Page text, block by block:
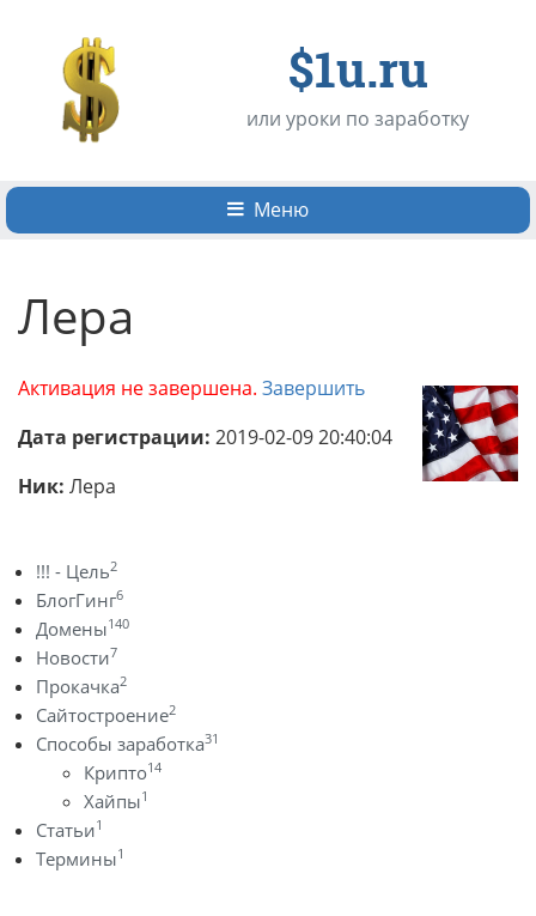
$1u.ru
или уроки по заработку
Меню
Лера
Активация не завершена. Завершить
Дата регистрации: 2019-02-09 20:40:04
Ник: Лера
!!! - Цель2
БлогГинг6
Домены140
Новости7
Прокачка2
Сайтостроение2
Способы заработка31
Крипто14
Хайпы1
Статьи1
Термины1